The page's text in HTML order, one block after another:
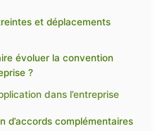
et déplacements
évoluer la convention
?
dans l’entreprise
d’accords complémentaires